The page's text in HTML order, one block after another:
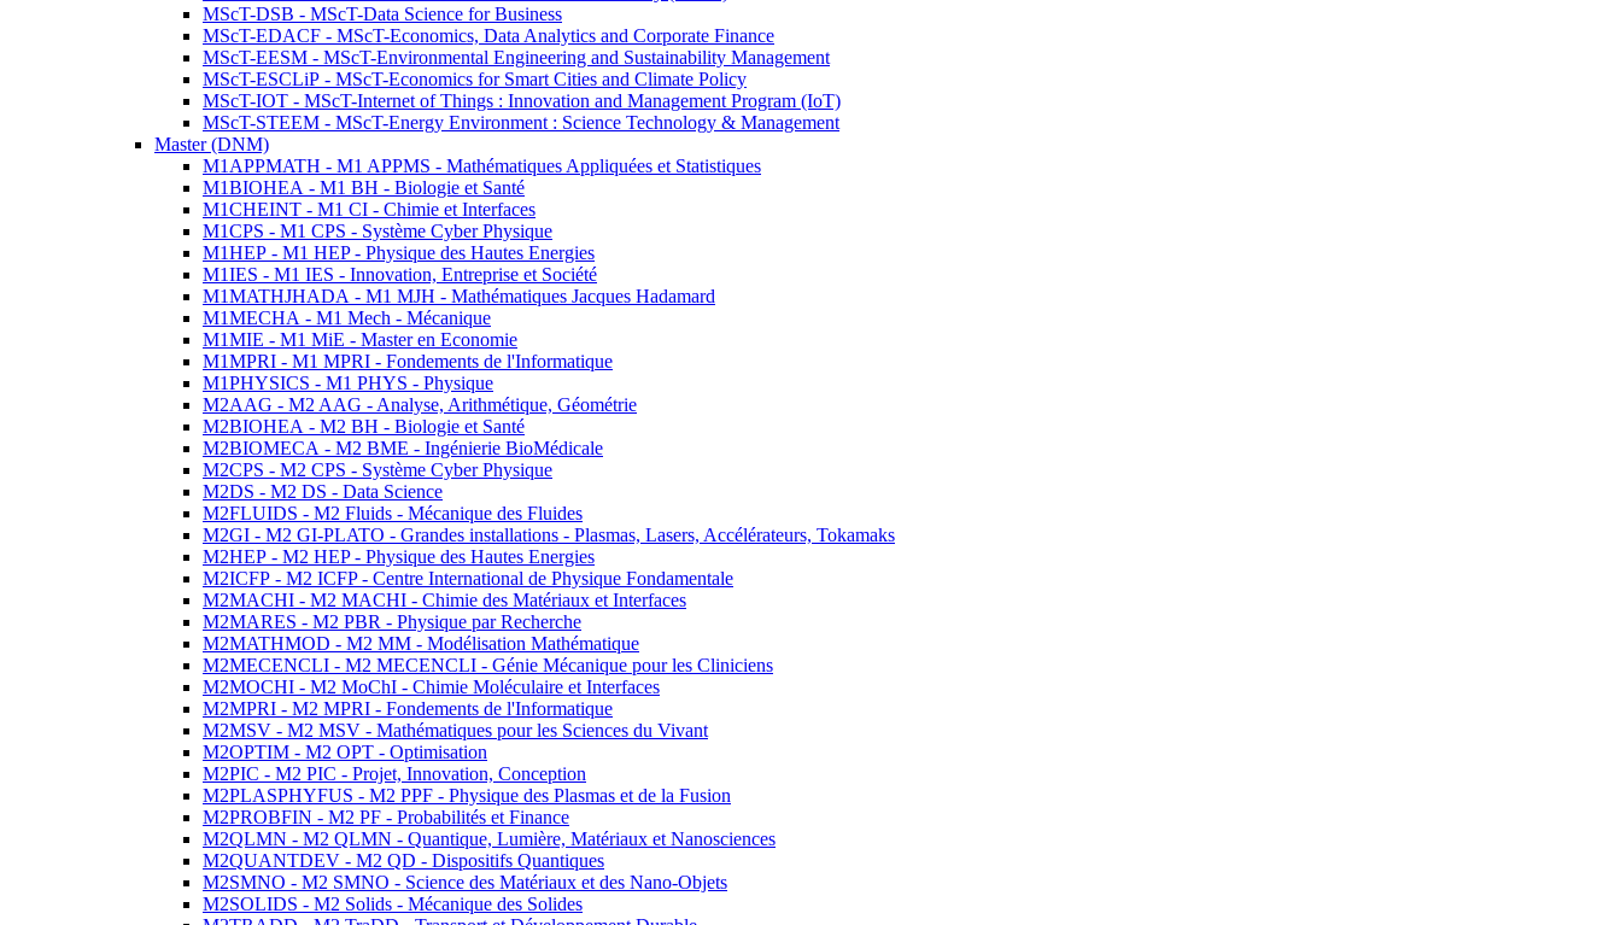
MScT-DSB - MScT-Data Science for Business
MScT-EDACF - MScT-Economics, Data Analytics and Corporate Finance
MScT-EESM - MScT-Environmental Engineering and Sustainability Management
MScT-ESCLiP - MScT-Economics for Smart Cities and Climate Policy
MScT-IOT - MScT-Internet of Things : Innovation and Management Program (IoT)
MScT-STEEM - MScT-Energy Environment : Science Technology & Management
Master (DNM)
M1APPMATH - M1 APPMS - Mathématiques Appliquées et Statistiques
M1BIOHEA - M1 BH - Biologie et Santé
M1CHEINT - M1 CI - Chimie et Interfaces
M1CPS - M1 CPS - Système Cyber Physique
M1HEP - M1 HEP - Physique des Hautes Energies
M1IES - M1 IES - Innovation, Entreprise et Société
M1MATHJHADA - M1 MJH - Mathématiques Jacques Hadamard
M1MECHA - M1 Mech - Mécanique
M1MIE - M1 MiE - Master en Economie
M1MPRI - M1 MPRI - Fondements de l'Informatique
M1PHYSICS - M1 PHYS - Physique
M2AAG - M2 AAG - Analyse, Arithmétique, Géométrie
M2BIOHEA - M2 BH - Biologie et Santé
M2BIOMECA - M2 BME - Ingénierie BioMédicale
M2CPS - M2 CPS - Système Cyber Physique
M2DS - M2 DS - Data Science
M2FLUIDS - M2 Fluids - Mécanique des Fluides
M2GI - M2 GI-PLATO - Grandes installations - Plasmas, Lasers, Accélérateurs, Tokamaks
M2HEP - M2 HEP - Physique des Hautes Energies
M2ICFP - M2 ICFP - Centre International de Physique Fondamentale
M2MACHI - M2 MACHI - Chimie des Matériaux et Interfaces
M2MARES - M2 PBR - Physique par Recherche
M2MATHMOD - M2 MM - Modélisation Mathématique
M2MECENCLI - M2 MECENCLI - Génie Mécanique pour les Cliniciens
M2MOCHI - M2 MoChI - Chimie Moléculaire et Interfaces
M2MPRI - M2 MPRI - Fondements de l'Informatique
M2MSV - M2 MSV - Mathématiques pour les Sciences du Vivant
M2OPTIM - M2 OPT - Optimisation
M2PIC - M2 PIC - Projet, Innovation, Conception
M2PLASPHYFUS - M2 PPF - Physique des Plasmas et de la Fusion
M2PROBFIN - M2 PF - Probabilités et Finance
M2QLMN - M2 QLMN - Quantique, Lumière, Matériaux et Nanosciences
M2QUANTDEV - M2 QD - Dispositifs Quantiques
M2SMNO - M2 SMNO - Science des Matériaux et des Nano-Objets
M2SOLIDS - M2 Solids - Mécanique des Solides